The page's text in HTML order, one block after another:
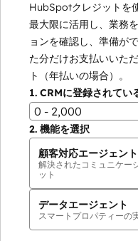
HubSpotクレジットを
最大限に活用し、業務
ョンを確認し、準備が
た分だけお支払いいただ
ト（年払いの場合）。
1. CRMに登録されてい
0 - 2,000
2. 機能を選択
顧客対応エージェント
解決されたコミュニケー
ット
データエージェント
スマートプロパティーの